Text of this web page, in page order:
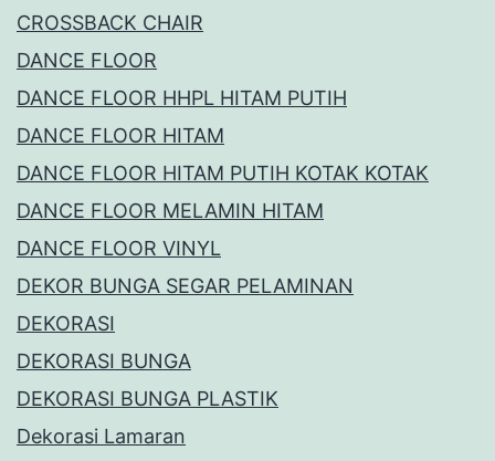
CROSSBACK CHAIR
DANCE FLOOR
DANCE FLOOR HHPL HITAM PUTIH
DANCE FLOOR HITAM
DANCE FLOOR HITAM PUTIH KOTAK KOTAK
DANCE FLOOR MELAMIN HITAM
DANCE FLOOR VINYL
DEKOR BUNGA SEGAR PELAMINAN
DEKORASI
DEKORASI BUNGA
DEKORASI BUNGA PLASTIK
Dekorasi Lamaran